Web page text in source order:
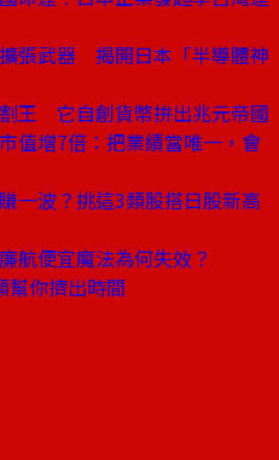
張武器 揭開日本「半導體神
王 它自創貨幣拚出兆元帝國
值增7倍：把業績當唯一，會
一波？挑這3類股搭日股新高
便宜魔法為何失效？
你擠出時間